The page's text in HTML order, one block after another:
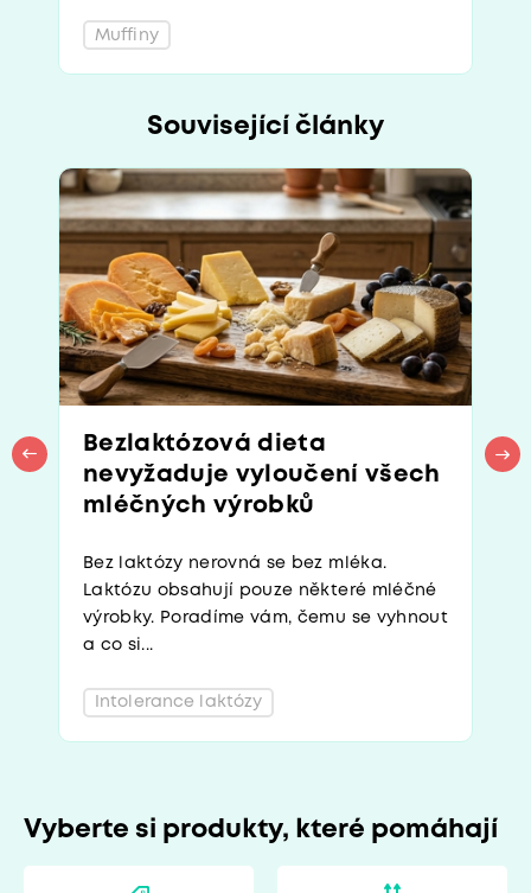
Muffiny
Související články
Bezlaktózová dieta
nevyžaduje vyloučení všech
mléčných výrobků
Bez laktózy nerovná se bez mléka.
Laktózu obsahují pouze některé mléčné
výrobky. Poradíme vám, čemu se vyhnout
a co si...
Intolerance laktózy
Vyberte si produkty, které pomáhají